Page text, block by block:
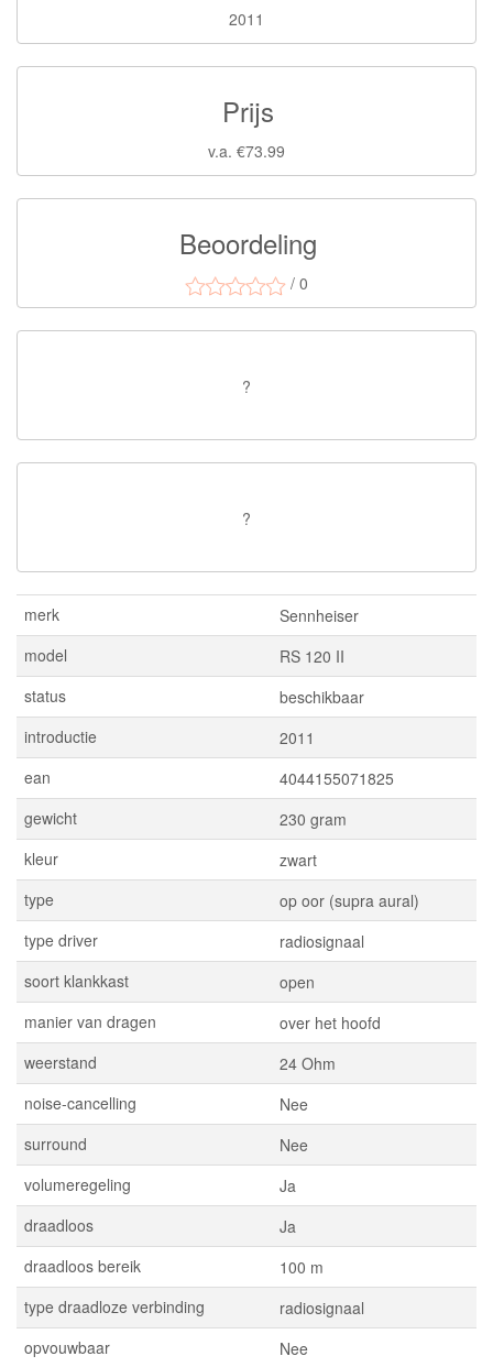
2011
Prijs
v.a. €73.99
Beoordeling
/ 0
?
?
merk
Sennheiser
model
RS 120 II
status
beschikbaar
introductie
2011
ean
4044155071825
gewicht
230 gram
kleur
zwart
type
op oor (supra aural)
type driver
radiosignaal
soort klankkast
open
manier van dragen
over het hoofd
weerstand
24 Ohm
noise-cancelling
Nee
surround
Nee
volumeregeling
Ja
draadloos
Ja
draadloos bereik
100 m
type draadloze verbinding
radiosignaal
opvouwbaar
Nee